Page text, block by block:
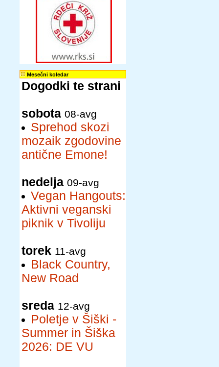
Mesečni koledar
Dogodki te strani
sobota 08-avg
Sprehod skozi
mozaik zgodovine
antične Emone!
nedelja 09-avg
Vegan Hangouts:
Aktivni veganski
piknik v Tivoliju
torek 11-avg
Black Country,
New Road
sreda 12-avg
Poletje v Šiški -
Summer in Šiška
2026: DE VU